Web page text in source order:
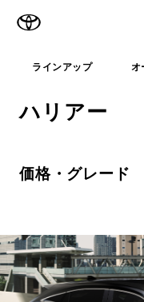
ラインアップ オ
ハリアー
価格・グレード